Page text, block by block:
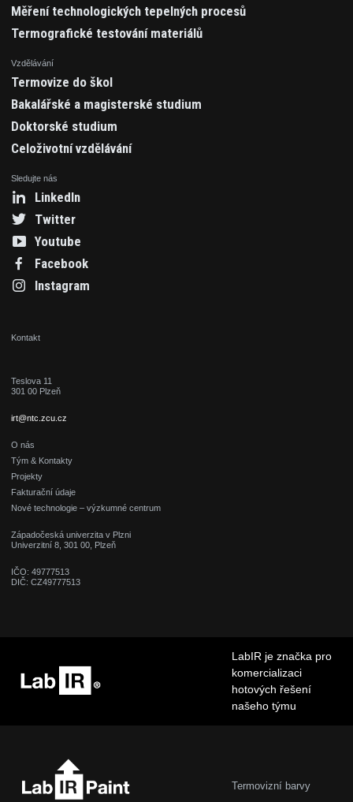
Měření technologických tepelných procesů
Termografické testování materiálů
Vzdělávání
Termovize do škol
Bakalářské a magisterské studium
Doktorské studium
Celoživotní vzdělávání
Sledujte nás
LinkedIn
Twitter
Youtube
Facebook
Instagram
Kontakt
Teslova 11
301 00 Plzeň
irt@ntc.zcu.cz
O nás
Tým & Kontakty
Projekty
Fakturační údaje
Nové technologie – výzkumné centrum
Západočeská univerzita v Plzni
Univerzitní 8, 301 00, Plzeň
IČO: 49777513
DIČ: CZ49777513
LabIR je značka pro
komercializaci
hotových řešení
našeho týmu
Termovizní barvy